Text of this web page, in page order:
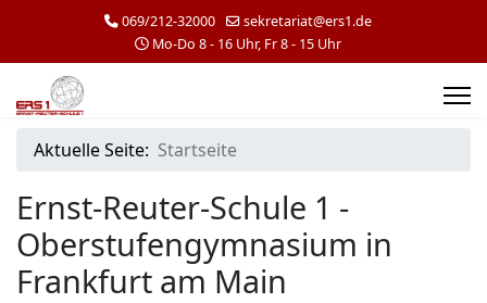
069/212-32000
sekretariat@ers1.de
Mo-Do 8 - 16 Uhr, Fr 8 - 15 Uhr
Aktuelle Seite: Startseite
Ernst-Reuter-Schule 1 -
Oberstufengymnasium in
Frankfurt am Main